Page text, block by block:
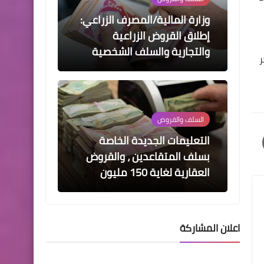
وزارة المالية/المصرف الزراعي:
إطلاق القروض الزراعية
والتجارية والسلف الشخصية
السلف والقروض
التعليمات الجديدة الخاصة
بسلف المتقاعدين ، والقروض
العقارية لغاية 150 مليون
اعلان المشاركة